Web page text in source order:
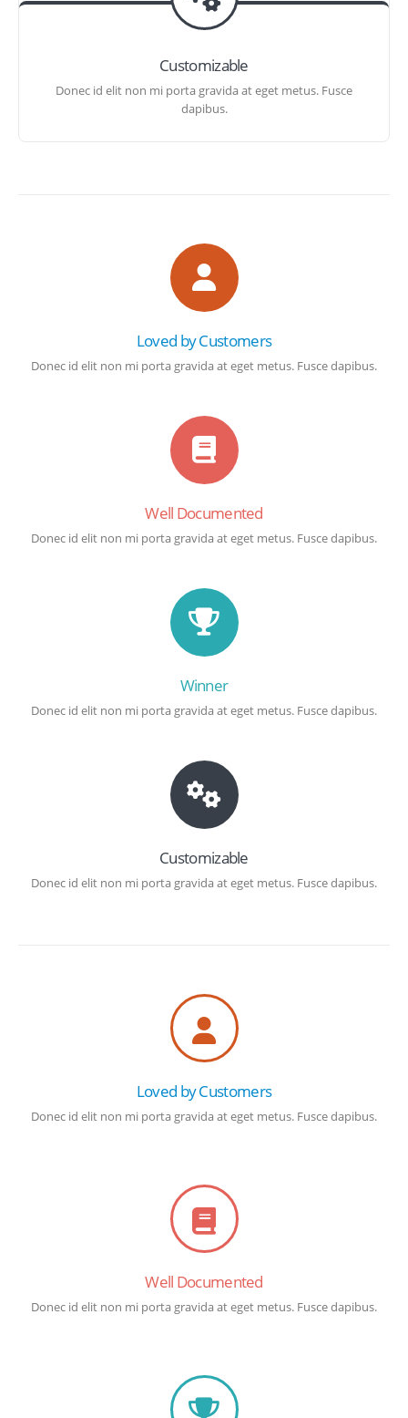
Customizable
Donec id elit non mi porta gravida at eget metus. Fusce
dapibus.
Loved by Customers
Donec id elit non mi porta gravida at eget metus. Fusce dapibus.
Well Documented
Donec id elit non mi porta gravida at eget metus. Fusce dapibus.
Winner
Donec id elit non mi porta gravida at eget metus. Fusce dapibus.
Customizable
Donec id elit non mi porta gravida at eget metus. Fusce dapibus.
Loved by Customers
Donec id elit non mi porta gravida at eget metus. Fusce dapibus.
Well Documented
Donec id elit non mi porta gravida at eget metus. Fusce dapibus.